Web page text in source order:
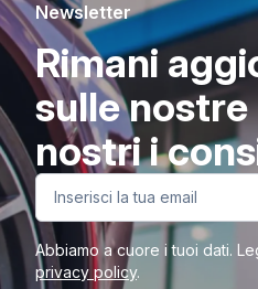
Newsletter
Rimani
sulle
nostri i
Abbiamo a cuore i tuoi dati.
privacy policy.